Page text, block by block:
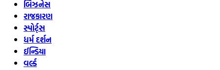
બિઝનેસ
રાજકારણ
સ્પોર્ટ્સ
ધર્મ દર્શન
ઈન્ડિયા
વર્લ્ડ